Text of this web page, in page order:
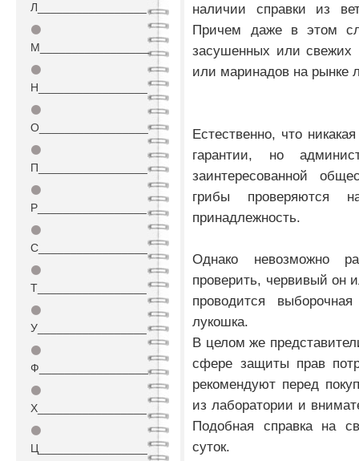
Л_________________
⚫
М_________________
⚫
Н_________________
⚫
О_________________
⚫
П_________________
⚫
Р_________________
⚫
С_________________
⚫
Т_________________
⚫
У_________________
⚫
Ф_________________
⚫
Х_________________
⚫
Ц_________________
наличии справки из
Причем даже в этом
засушенных или свежих
или маринадов на рынке
Естественно, что
гарантии, но
заинтересованной
грибы проверяются
принадлежность.
Однако невозможно
проверить, червивый он
проводится
лукошка.
В целом же
сфере защиты прав
рекомендуют перед
из лаборатории и
Подобная справка на
суток.